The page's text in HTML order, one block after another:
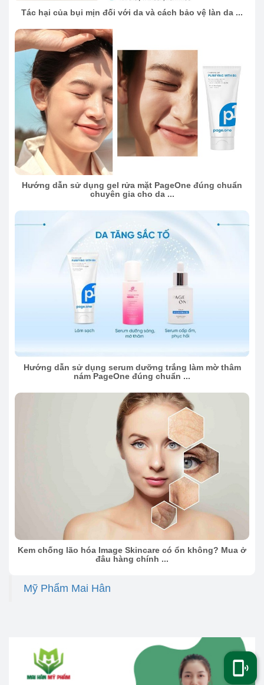
Tác hại của bụi mịn đối với da và cách bảo vệ làn da ...
Hướng dẫn sử dụng gel rửa mặt PageOne đúng chuẩn
chuyên gia cho da ...
Hướng dẫn sử dụng serum dưỡng trắng làm mờ thâm
nám PageOne đúng chuẩn ...
Kem chống lão hóa Image Skincare có ổn không? Mua ở
đâu hàng chính ...
Mỹ Phẩm Mai Hân